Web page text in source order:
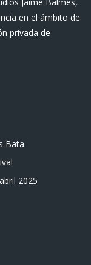
Jaime Balmes,
en el ámbito de
privada de
Bata
2025